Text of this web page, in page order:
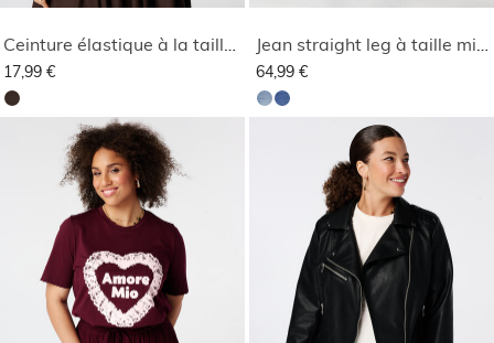
Ceinture élastique à la taille avec boucle organique
17,99 €
Jean straight leg à taille mi-haute
64,99 €